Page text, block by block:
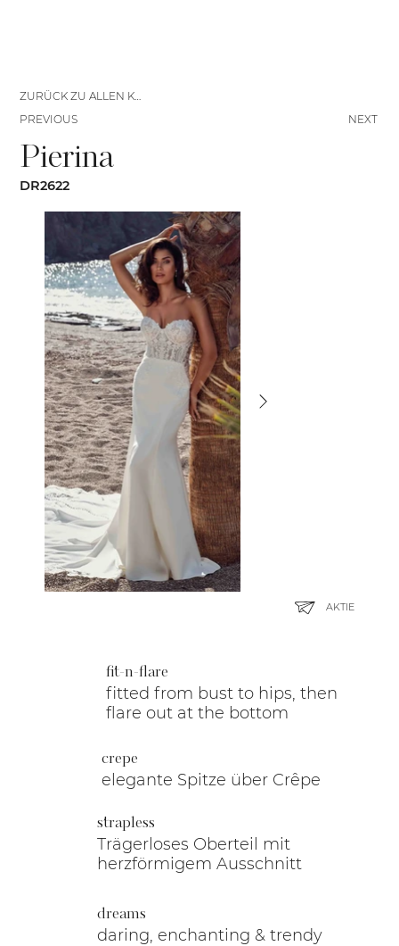
fit-n-flare
fitted from bust to hips, then
flare out at the bottom
crepe
elegante Spitze über Crêpe
strapless
Trägerloses Oberteil mit
herzförmigem Ausschnitt
dreams
daring, enchanting & trendy
Pierina
DR2622
AKTIE
NEXT
ZURÜCK ZU ALLEN KLEIDERN
PREVIOUS